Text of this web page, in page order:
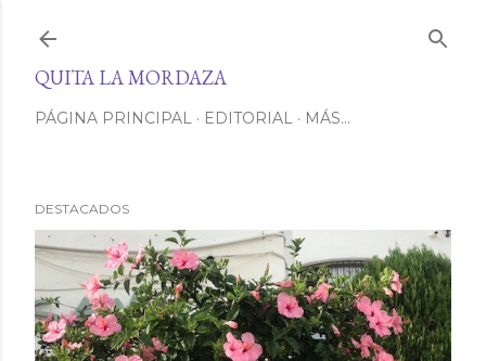
QUITA LA MORDAZA
PÁGINA PRINCIPAL EDITORIAL MÁS…
DESTACADOS